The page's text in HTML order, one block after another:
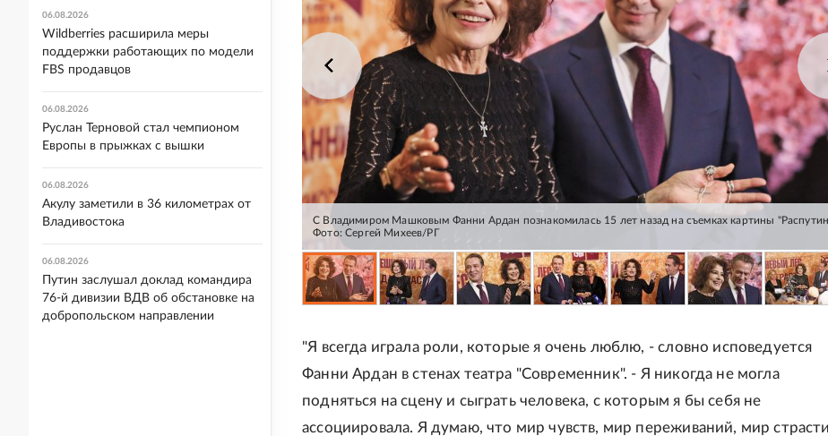
С Владимиром Машковым Фанни Ардан познакомилась 15 лет назад на съемках картины
Фото: Сергей Михеев/РГ
"Я всегда играла роли, которые я очень люблю, - словно исповедуется
Фанни Ардан в стенах театра "Современник". - Я никогда не могла
подняться на сцену и сыграть человека, с которым я бы себя не
ассоциировала. Я думаю, что мир чувств, мир переживаний, мир
06.08.2026
Wildberries расширила меры
поддержки работающих по модели
FBS продавцов
06.08.2026
Руслан Терновой стал чемпионом
Европы в прыжках с вышки
06.08.2026
Акулу заметили в 36 километрах от
Владивостока
06.08.2026
Путин заслушал доклад командира
76-й дивизии ВДВ об обстановке на
добропольском направлении